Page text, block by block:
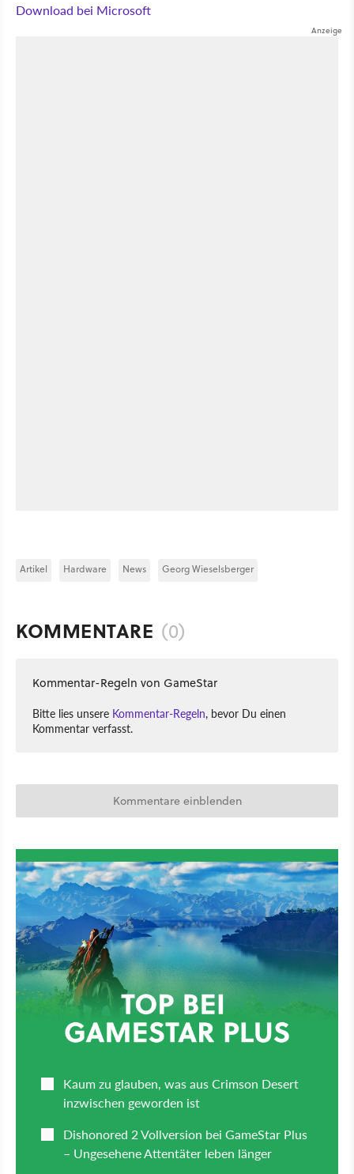
Download bei Microsoft
Artikel Hardware News Georg Wieselsberger
KOMMENTARE (0)
Kommentar-Regeln von GameStar
Bitte lies unsere Kommentar-Regeln, bevor Du einen
Kommentar verfasst.
Kommentare einblenden